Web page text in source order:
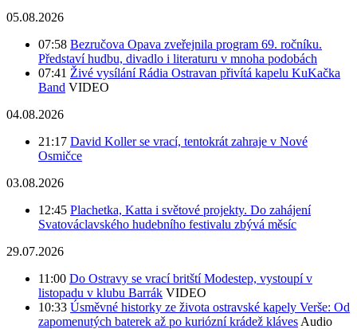
05.08.2026
07:58 Bezručova Opava zveřejnila program 69. ročníku.
Představí hudbu, divadlo i literaturu v mnoha podobách
07:41 Živé vysílání Rádia Ostravan přivítá kapelu KuKačka
Band VIDEO
04.08.2026
21:17 David Koller se vrací, tentokrát zahraje v Nové
Osmičce
03.08.2026
12:45 Plachetka, Katta i světové projekty. Do zahájení
Svatováclavského hudebního festivalu zbývá měsíc
29.07.2026
11:00 Do Ostravy se vrací britští Modestep, vystoupí v
listopadu v klubu Barrák VIDEO
10:33 Úsměvné historky ze života ostravské kapely Verše: Od
zapomenutých baterek až po kuriózní krádež kláves Audio